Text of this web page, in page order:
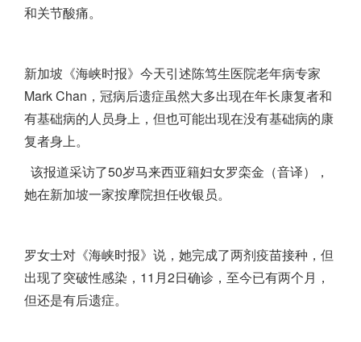
和关节酸痛。
新加坡 《海峡时报》今天引述陈笃生医院老年病专家
Mark Chan，冠病后遗症虽然大多出现在年长康复者和
有基础病的人员身上，但也可能出现在没有基础病的康
复者身上。
该报道采访了50岁马来西亚籍妇女罗栾金（音译），
她在新加坡一家按摩院担任收银员。
罗女士对《海峡时报》说，她完成了两剂疫苗接种，但
出现了突破性感染，11月2日确诊，至今已有两个月，
但还是有后遗症。